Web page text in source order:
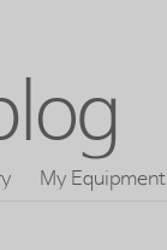
My Equipment